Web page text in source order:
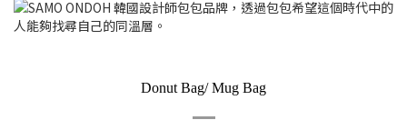
Donut Bag/ Mug Bag